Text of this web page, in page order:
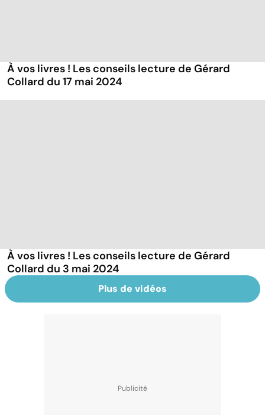
À vos livres ! Les conseils lecture de Gérard
Collard du 17 mai 2024
À vos livres ! Les conseils lecture de Gérard
Collard du 3 mai 2024
Plus de vidéos